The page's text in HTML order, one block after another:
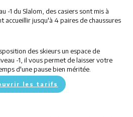
-1 du Slalom, des casiers sont mis à
accueillir jusqu'à 4 paires de chaussures
des skieurs un espace de
-1, il vous permet de laisser votre
d'une pause bien méritée.
les tarifs